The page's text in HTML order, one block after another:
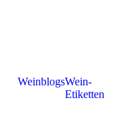
WeinblogsWein-
Etiketten